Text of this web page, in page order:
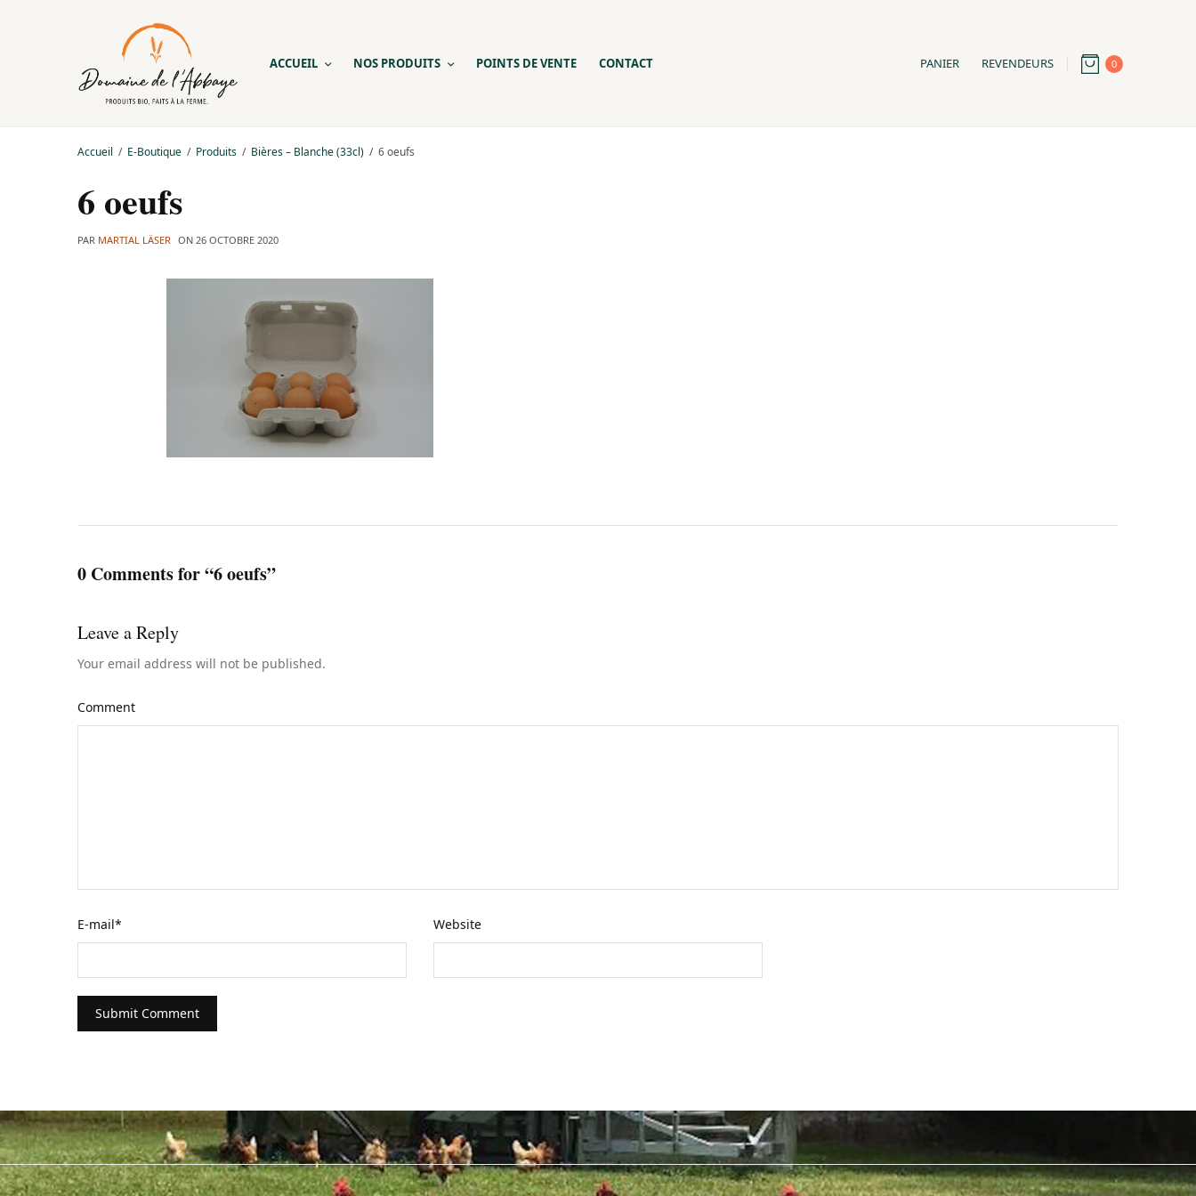
ACCUEIL NOS PRODUITS POINTS DE VENTE CONTACT PANIER REVENDEURS 0
Accueil E-Boutique Produits Bières – Blanche (33cl) 6 oeufs
6 oeufs
PAR MARTIAL LÄSER ON 26 OCTOBRE 2020
0 Comments for “6 oeufs”
Leave a Reply
Your email address will not be published.
Comment
E-mail* Website